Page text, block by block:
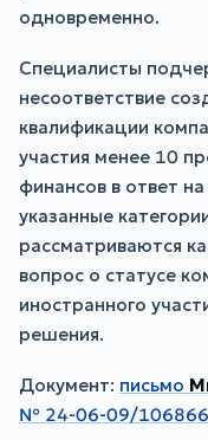
одновременно.
Специалисты
несоответствие
квалификации
участия менее 10
финансов в ответ
указанные
рассматриваются
вопрос о статусе
иностранного
решения.
Документ: письмо
№ 24-06-09/106866